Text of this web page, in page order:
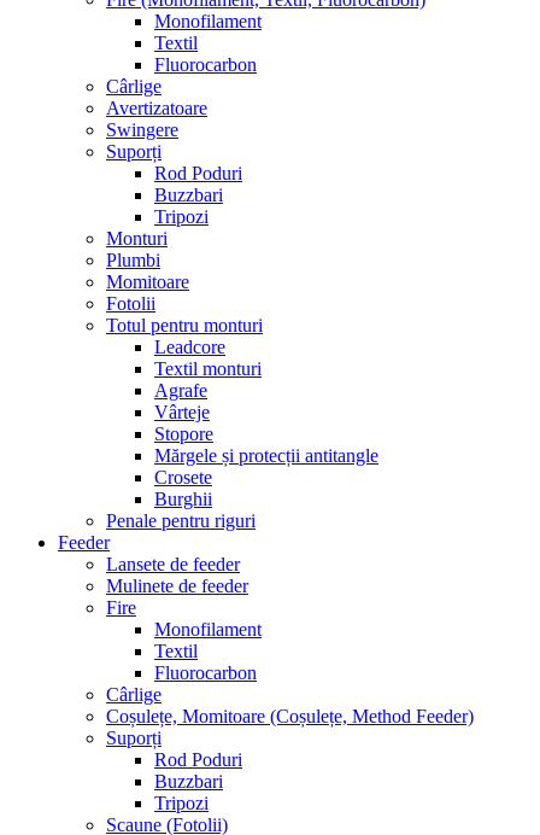
Monofilament
Textil
Fluorocarbon
Cârlige
Avertizatoare
Swingere
Suporți
Rod Poduri
Buzzbari
Tripozi
Monturi
Plumbi
Momitoare
Fotolii
Totul pentru monturi
Leadcore
Textil monturi
Agrafe
Vârteje
Stopore
Mărgele și protecții antitangle
Crosete
Burghii
Penale pentru riguri
Feeder
Lansete de feeder
Mulinete de feeder
Fire
Monofilament
Textil
Fluorocarbon
Cârlige
Coșulețe, Momitoare (Coșulețe, Method Feeder)
Suporți
Rod Poduri
Buzzbari
Tripozi
Scaune (Fotolii)